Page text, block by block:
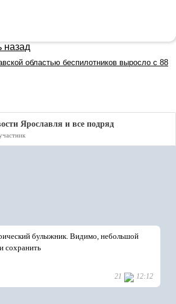
назад
областью беспилотников выросло с 88